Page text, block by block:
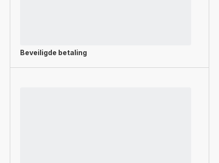
Beveiligde betaling